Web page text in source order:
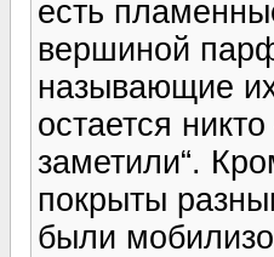
есть
вершиной
называющие
остается
заметили“.
покрыты
были